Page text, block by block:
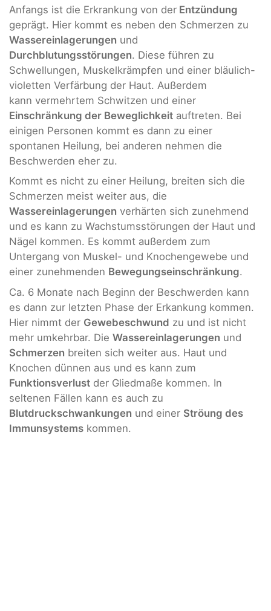
Anfangs ist die Erkrankung von der Entzündung
geprägt. Hier kommt es neben den Schmerzen zu
Wassereinlagerungen und
Durchblutungsstörungen. Diese führen zu
Schwellungen, Muskelkrämpfen und einer bläulich-
violetten Verfärbung der Haut. Außerdem
kann vermehrtem Schwitzen und einer
Einschränkung der Beweglichkeit auftreten. Bei
einigen Personen kommt es dann zu einer
spontanen Heilung, bei anderen nehmen die
Beschwerden eher zu.
Kommt es nicht zu einer Heilung, breiten sich die
Schmerzen meist weiter aus, die
Wassereinlagerungen verhärten sich zunehmend
und es kann zu Wachstumsstörungen der Haut und
Nägel kommen. Es kommt außerdem zum
Untergang von Muskel- und Knochengewebe und
einer zunehmenden Bewegungseinschränkung.
Ca. 6 Monate nach Beginn der Beschwerden kann
es dann zur letzten Phase der Erkankung kommen.
Hier nimmt der Gewebeschwund zu und ist nicht
mehr umkehrbar. Die Wassereinlagerungen und
Schmerzen breiten sich weiter aus. Haut und
Knochen dünnen aus und es kann zum
Funktionsverlust der Gliedmaße kommen. In
seltenen Fällen kann es auch zu
Blutdruckschwankungen und einer Ströung des
Immunsystems kommen.